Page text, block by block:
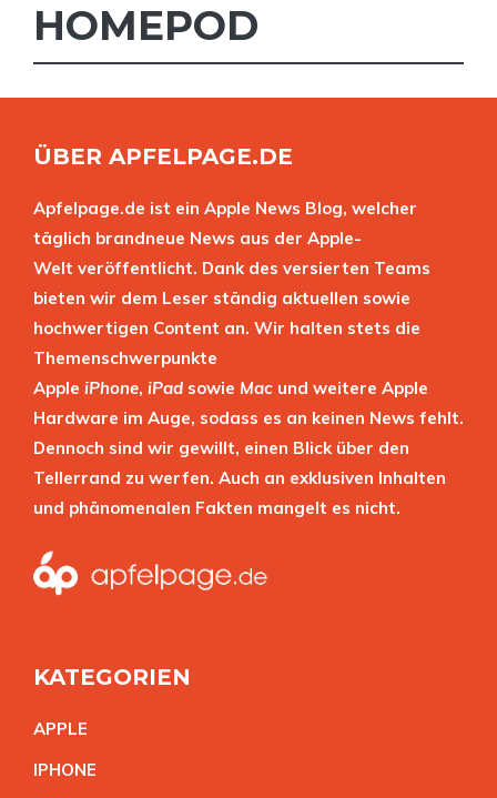
HOMEPOD
ÜBER APFELPAGE.DE
Apfelpage.de ist ein Apple News Blog, welcher
täglich brandneue News aus der Apple-
Welt veröffentlicht. Dank des versierten Teams
bieten wir dem Leser ständig aktuellen sowie
hochwertigen Content an. Wir halten stets die
Themenschwerpunkte
Apple iPhone, iPad sowie Mac und weitere Apple
Hardware im Auge, sodass es an keinen News fehlt.
Dennoch sind wir gewillt, einen Blick über den
Tellerrand zu werfen. Auch an exklusiven Inhalten
und phänomenalen Fakten mangelt es nicht.
KATEGORIEN
APPLE
IPHONE